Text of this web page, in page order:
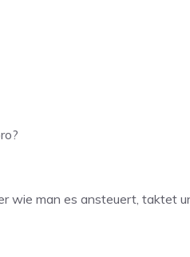
wie man es ansteuert, taktet